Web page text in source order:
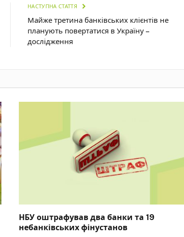
НАСТУПНА СТАТТЯ
Майже третина банківських клієнтів не
планують повертатися в Україну –
дослідження
НБУ оштрафував два банки та 19
небанківських фінустанов